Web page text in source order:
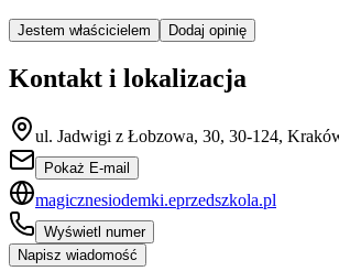
Jestem właścicielem Dodaj opinię
Kontakt i lokalizacja
ul. Jadwigi z Łobzowa, 30, 30-124,
Pokaż E-mail
magicznesiodemki.eprzedszkola.pl
Wyświetl numer
Napisz wiadomość